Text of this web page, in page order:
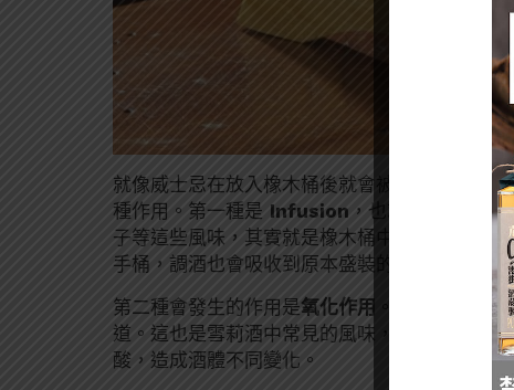
就像威士忌在放入橡木桶後就會被賦予不同的
種作用。第一種是 Infusion ，也就是 直接從橡
子等這些風味，其實就是橡木桶中「香草醛」
手桶，調酒也會吸收到原本盛裝的酒液的風味。
第二種會發生的作用是氧化作用
。氧化還原反
道。這也是雪莉酒中常見的風味，因為雪莉酒
酸，造成酒體不同變化。